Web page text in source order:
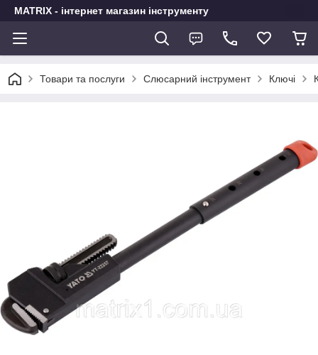
MATRIX - інтернет магазин інструменту
Товари та послуги Слюсарний інструмент Ключі